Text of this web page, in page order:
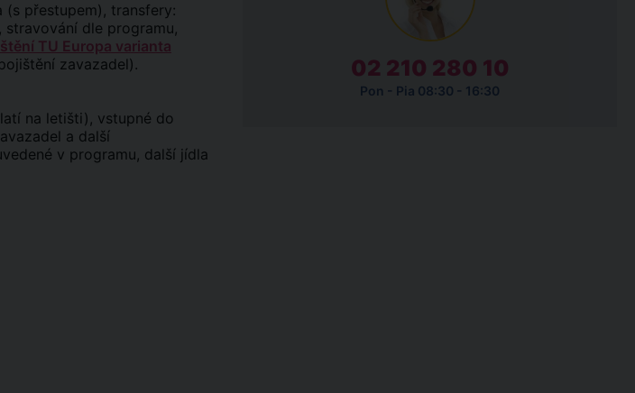
(s přestupem), transfery:
dle programu,
TU Europa varianta
zavazadel).
na letišti), vstupné do
a další
v programu, další jídla
02 210 280 10
Pon - Pia 08:30 - 16:30